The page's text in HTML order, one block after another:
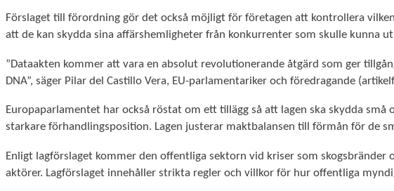
Förslaget till förordning gör det också möjligt för företagen att kontrollera
att de kan skydda sina affärshemligheter från konkurrenter som skulle kunna
”Dataakten kommer att vara en absolut revolutionerande åtgärd som ger
DNA”, säger Pilar del Castillo Vera, EU-parlamentariker och föredragande
Europaparlamentet har också röstat om ett tillägg så att lagen ska skydda
starkare förhandlingsposition. Lagen justerar maktbalansen till förmån för de
Enligt lagförslaget kommer den offentliga sektorn vid kriser som
aktörer. Lagförslaget innehåller strikta regler och villkor för hur offentliga